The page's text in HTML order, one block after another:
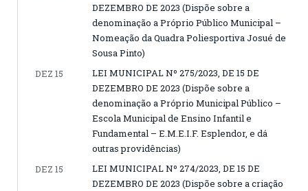
DEZEMBRO DE 2023 (Dispõe sobre a
denominação a Próprio Público Municipal –
Nomeação da Quadra Poliesportiva Josué de
Sousa Pinto)
DEZ 15
LEI MUNICIPAL Nº 275/2023, DE 15 DE
DEZEMBRO DE 2023 (Dispõe sobre a
denominação a Próprio Municipal Público –
Escola Municipal de Ensino Infantil e
Fundamental – E.M.E.I.F. Esplendor, e dá
outras providências)
DEZ 15
LEI MUNICIPAL Nº 274/2023, DE 15 DE
DEZEMBRO DE 2023 (Dispõe sobre a criação